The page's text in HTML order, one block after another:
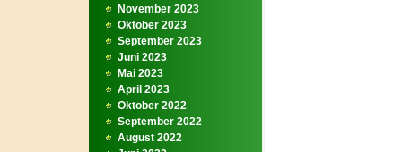
November 2023
Oktober 2023
September 2023
Juni 2023
Mai 2023
April 2023
Oktober 2022
September 2022
August 2022